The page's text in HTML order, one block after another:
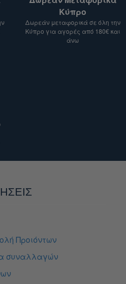
ενδέχεται να ποικίλλει
χώρες εκτός Ευρωπαϊκής
να ισχύουν επιπλέον
σας για οποιαδήποτε
Κύπρο
Δωρεάν μεταφορικά σε όλη την
Κύπρο για αγορές από 180€ και
άνω
Προιόντων
συναλλαγών